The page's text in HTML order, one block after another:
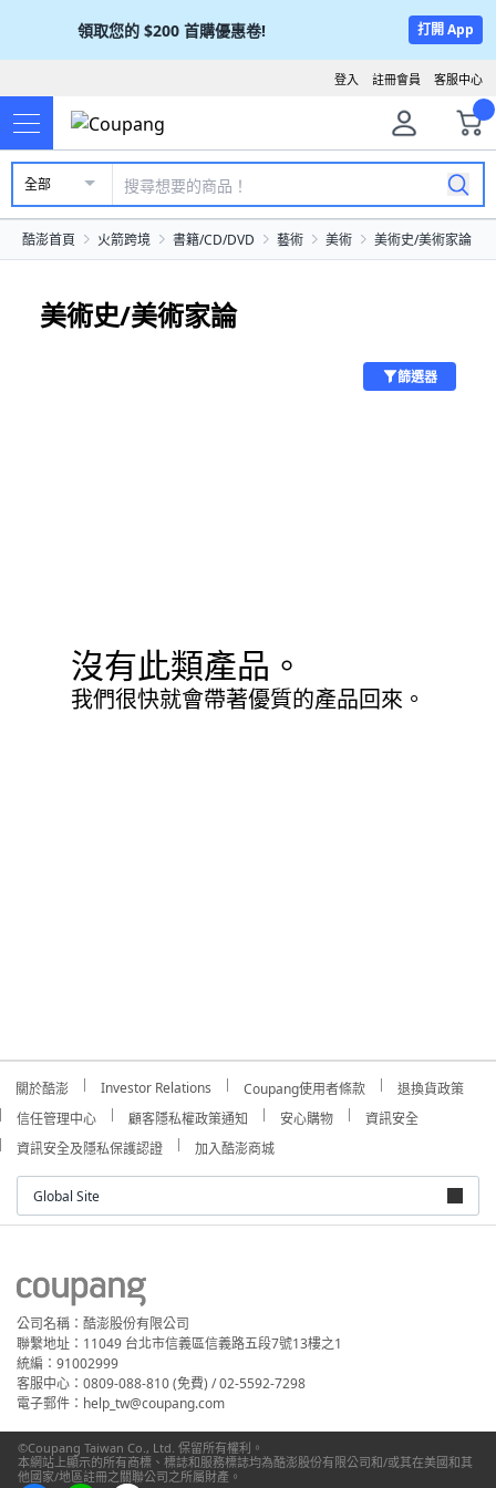
領取您的 $200 首購優惠卷! 打開 App
客服中心
註冊會員
登入
全部
酷澎首頁 火箭跨境 書籍/CD/DVD 藝術 美術 美術史/美術家論
美術史/美術家論
篩選器
沒有此類產品。
我們很快就會帶著優質的產品回來。
關於酷澎 Investor Relations Coupang使用者條款
退換貨政策
信任管理中心
顧客隱私權政策通知 安心購物
資訊安全
資訊安全及隱私保護認證
加入酷澎商城
Global Site
公司名稱：酷澎股份有限公司
聯繫地址：11049 台北市信義區信義路五段7號13樓之1
統編：91002999
客服中心：0809-088-810 (免費) / 02-5592-7298
電子郵件：help_tw@coupang.com
©Coupang Taiwan Co., Ltd. 保留所有權利。
本網站上顯示的所有商標、標誌和服務標誌均為酷澎股份有限公司和/或其在美國和其
他國家/地區註冊之關聯公司之所屬財產。